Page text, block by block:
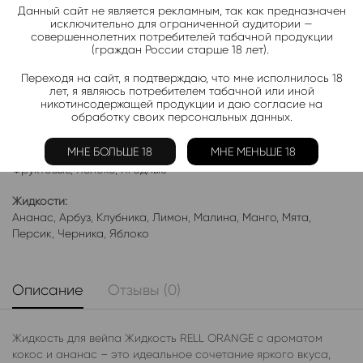
Актуальные новинки и акции каждые день!
Подписаться
Добавить в избранное Категории: Жидкость RELL
Электронки:
Ананас,Арбуз,Бабл-Гам,Банан ,Виноград,Вишня,Гранат
Клубника ,Лимон, Манго Мороженое,Мята,Персик
Фруктовые,Яблоко,Ягодные
Жидкости:
Ананас Арбуз Клубника Лимон Малина Манго Мята
Персик Черника Яблоко
Описание Отзывы (0)
Жидкость для вейпа Жидкость RELL ORANGE с ароматом
кокос и ананас – это идеальное сочетание яркого вкуса,
Данный сайт не является рекламным, так как предназначен
исключительно для ограниченной аудитории —
совершеннолетних потребителей табачной продукции
(граждан России старше 18 лет).
Переходя на сайт, я подтверждаю, что мне исполнилось 18
лет, я являюсь потребителем табачной или иной
никотинсодержащей продукции и даю согласие на
обработку своих персональных данных.
МНЕ БОЛЬШЕ 18 МНЕ МЕНЬШЕ 18